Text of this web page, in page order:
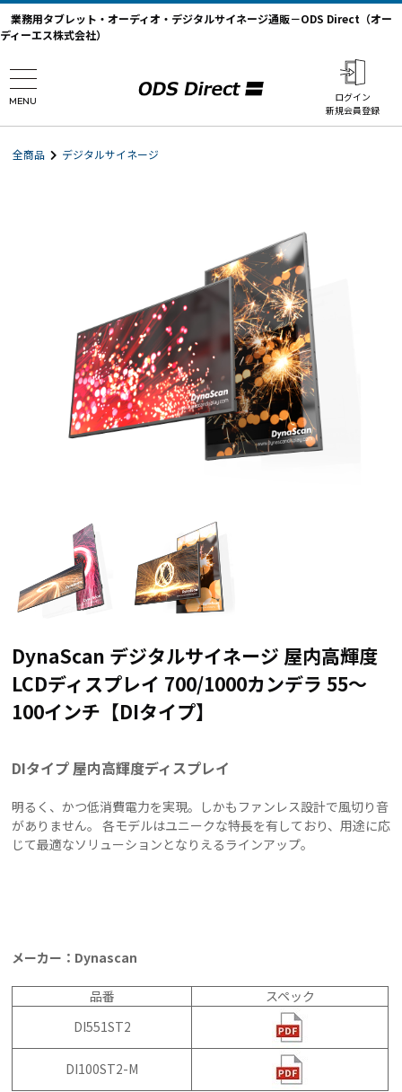
業務用タブレット・オーディオ・デジタルサイネージ通販－ODS Direct（オー
ディーエス株式会社）
MENU
ログイン
新規会員登録
全商品 デジタルサイネージ
DynaScan デジタルサイネージ 屋内高輝度
LCDディスプレイ 700/1000カンデラ 55～
100インチ【DIタイプ】
DIタイプ 屋内高輝度ディスプレイ
明るく、かつ低消費電力を実現。しかもファンレス設計で風切り音
がありません。 各モデルはユニークな特長を有しており、用途に応
じて最適なソリューションとなりえるラインアップ。
メーカー：Dynascan
品番
スペック
DI551ST2
DI100ST2-M